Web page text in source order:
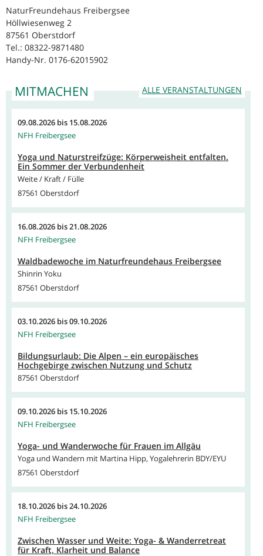
NaturFreundehaus Freibergsee
Höllwiesenweg 2
87561 Oberstdorf
Tel.: 08322-9871480
Handy-Nr. 0176-62015902
ALLE VERANSTALTUNGEN
MITMACHEN
09.08.2026 bis 15.08.2026
NFH Freibergsee
Yoga und Naturstreifzüge: Körperweisheit entfalten.
Ein Sommer der Verbundenheit
Weite / Kraft / Fülle
87561 Oberstdorf
16.08.2026 bis21.08.2026
NFH Freibergsee
Waldbadewoche im Naturfreundehaus Freibergsee
Shinrin Yoku
87561 Oberstdorf
03.10.2026 bis09.10.2026
NFH Freibergsee
Bildungsurlaub: Die Alpen – ein europäisches
Hochgebirge zwischen Nutzung und Schutz
87561 Oberstdorf
09.10.2026 bis 15.10.2026
NFH Freibergsee
Yoga- und Wanderwoche für Frauen im Allgäu
Yoga und Wandern mit Martina Hipp, Yogalehrerin BDY/EYU
87561 Oberstdorf
18.10.2026 bis24.10.2026
NFH Freibergsee
Zwischen Wasser und Weite: Yoga- & Wanderretreat
für Kraft, Klarheit und Balance